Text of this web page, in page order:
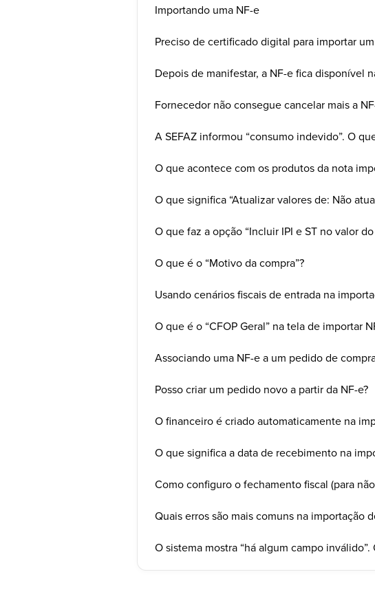
Importando uma NF-e
Preciso de certificado digital para importar
Depois de manifestar, a NF-e fica disponível
Fornecedor não consegue cancelar mais a
A SEFAZ informou “consumo indevido”. O
O que acontece com os produtos da nota
O que significa “Atualizar valores de: Não
O que faz a opção “Incluir IPI e ST no valor
O que é o “Motivo da compra”?
Usando cenários fiscais de entrada na
O que é o “CFOP Geral” na tela de importar
Associando uma NF-e a um pedido de
Posso criar um pedido novo a partir da NF-e?
O financeiro é criado automaticamente na
O que significa a data de recebimento na
Como configuro o fechamento fiscal (para
Quais erros são mais comuns na importação
O sistema mostra “há algum campo